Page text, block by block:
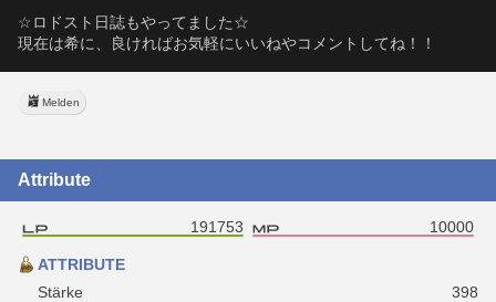
☆ロドスト日誌もやってました☆
現在は希に、良ければお気軽にいいねやコメントしてね！！
Melden
Attribute
191753 10000
ATTRIBUTE
Stärke
398